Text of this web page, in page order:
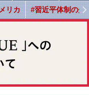
リカ #習近平体制の光